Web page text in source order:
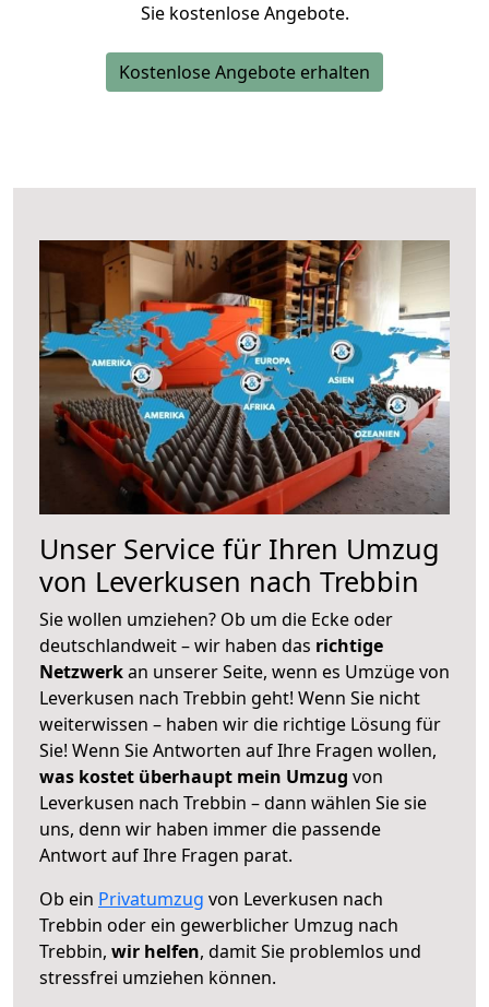
Sie kostenlose Angebote.
Kostenlose Angebote erhalten
Unser Service für Ihren Umzug
von Leverkusen nach Trebbin
Sie wollen umziehen? Ob um die Ecke oder
deutschlandweit – wir haben das richtige
Netzwerkan unserer Seite, wenn es Umzüge von
Leverkusen nach Trebbin geht! Wenn Sie nicht
weiterwissen – haben wir die richtige Lösung für
Sie! Wenn Sie Antworten auf Ihre Fragen wollen,
was kostet überhaupt mein Umzug von
Leverkusen nach Trebbin – dann wählen Sie sie
uns, denn wir haben immer die passende
Antwort auf Ihre Fragen parat.
Ob ein Privatumzug von Leverkusen nach
Trebbin oder ein gewerblicher Umzug nach
Trebbin, wir helfen, damit Sie problemlos und
stressfrei umziehen können.